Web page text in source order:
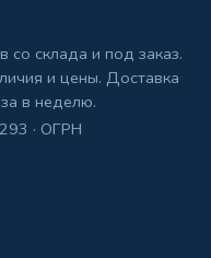
со склада и под заказ.
и цены. Доставка
в неделю.
· ОГРН